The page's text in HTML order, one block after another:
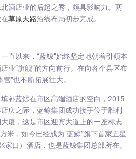
酒店业的后起之秀，颇具影响力。两
草原天路沿线布局初步完成。
直以来，“蓝鲸”始终坚定地朝着引领本
业“旗舰”的方向前行。在向各个县区布
”也不断拓展壮大。
补蓝鲸在市区高端酒店的空白，2015
庆之际，蓝鲸集团成功接手位于胜利
厦，这是市区迎宾大道上的一座标志
米，如今已经成为“蓝鲸”旗下首家五星
张家口）酒店，也是蓝鲸集团总部所在。